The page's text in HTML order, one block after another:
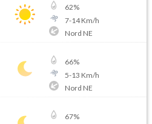
62%
7-14Km/h
Nord NE
66%
5-13 Km/h
Nord NE
67%